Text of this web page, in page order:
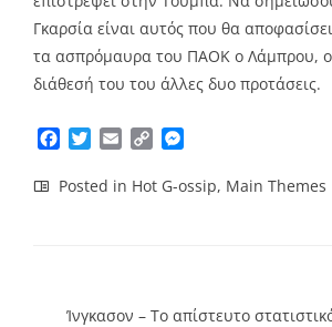
Γκαρσία είναι αυτός που θα
τα ασπρόμαυρα του ΠΑΟΚ ο Λάμπρου, ο
διάθεσή του του άλλες δυο προτάσεις.
Facebook
TwitterEmailCopy
Posted in Hot G-ossip, Main Themes
Ίνγκασον – Το απίστευτο